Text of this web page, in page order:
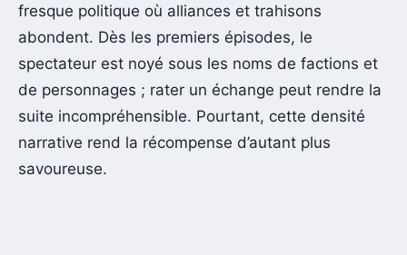
fresque politique où alliances et trahisons
abondent. Dès les premiers épisodes, le
spectateur est noyé sous les noms de factions et
de personnages ; rater un échange peut rendre la
suite incompréhensible. Pourtant, cette densité
narrative rend la récompense d’autant plus
savoureuse.